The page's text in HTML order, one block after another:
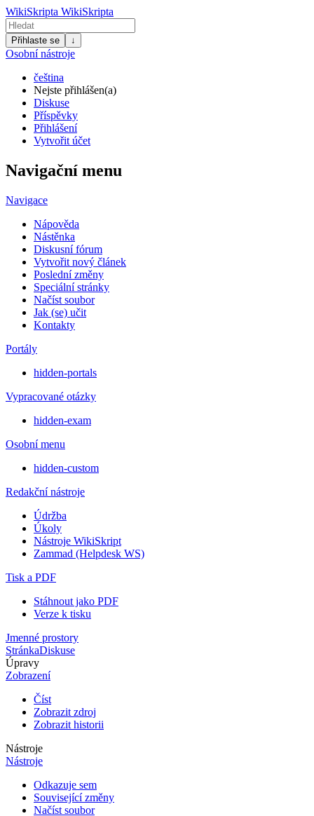
WikiSkripta WikiSkripta
Přihlaste se ↓
Osobní nástroje
čeština
Nejste přihlášen(a)
Diskuse
Příspěvky
Přihlášení
Vytvořit účet
Navigační menu
Navigace
Nápověda
Nástěnka
Diskusní fórum
Vytvořit nový článek
Poslední změny
Speciální stránky
Načíst soubor
Jak (se) učit
Kontakty
Portály
hidden-portals
Vypracované otázky
hidden-exam
Osobní menu
hidden-custom
Redakční nástroje
Údržba
Úkoly
Nástroje WikiSkript
Zammad (Helpdesk WS)
Tisk a PDF
Stáhnout jako PDF
Verze k tisku
Jmenné prostory
StránkaDiskuse
Úpravy
Zobrazení
Číst
Zobrazit zdroj
Zobrazit historii
Nástroje
Nástroje
Odkazuje sem
Související změny
Načíst soubor